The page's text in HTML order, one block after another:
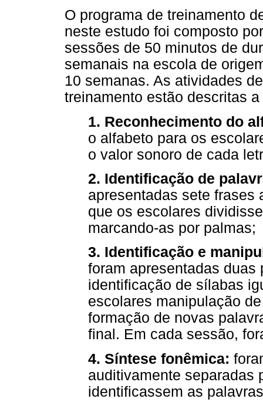
O programa de treinamento
neste estudo foi composto
sessões de 50 minutos de
semanais na escola de
10 semanas. As atividades
treinamento estão descritas
1. Reconhecimento do
o alfabeto para os
o valor sonoro de cada
2. Identificação de
apresentadas sete frases
que os escolares
marcando-as por palmas;
3. Identificação e
foram apresentadas
identificação de sílabas
escolares manipulação
formação de novas
final. Em cada sessão,
4. Síntese fonêmica:
auditivamente separadas
identificassem as